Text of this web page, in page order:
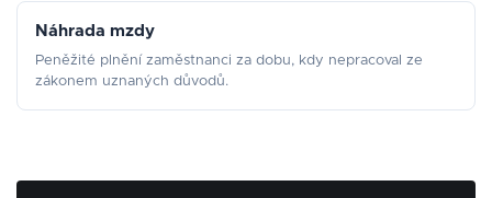
Náhrada mzdy
Peněžité plnění zaměstnanci za dobu, kdy nepracoval ze
zákonem uznaných důvodů.